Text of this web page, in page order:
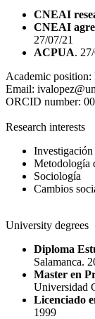
CNEAI
CNEAI
27/07/21
ACPUA.
Academic position:
Email:
ORCID number:
Research interests
Investigación
Metodología
Sociología
Cambios
University degrees
Diploma
Salamanca.
Master en
Universidad
Licenciado
1999